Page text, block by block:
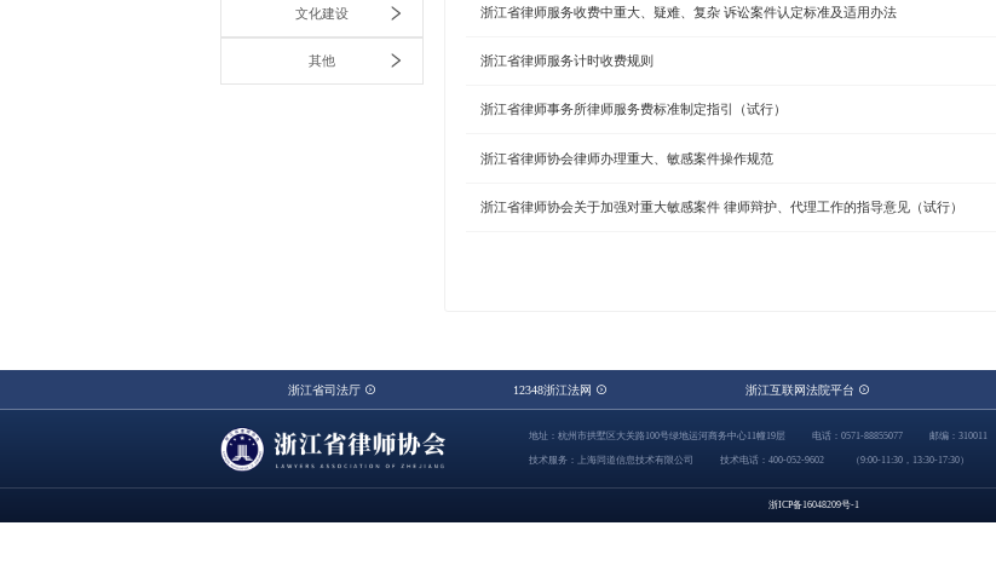
文化建设
其他
浙江省律师服务收费中重大、疑难、复杂 诉讼案件认定标准及适用办法
浙江省律师服务计时收费规则
浙江省律师事务所律师服务费标准制定指引（试行）
浙江省律师协会律师办理重大、敏感案件操作规范
浙江省律师协会关于加强对重大敏感案件 律师辩护、代理工作的指导意见（试行）
浙江省司法厅 12348浙江法网 浙江互联网法院平台
地址：杭州市拱墅区大关路100号绿地运河商务中心11幢19层 电话：0571-88855077 邮编：310011
技术服务：上海同道信息技术有限公司 技术电话：400-052-9602 （9:00-11:30，13:30-17:30）
浙ICP备16048209号-1